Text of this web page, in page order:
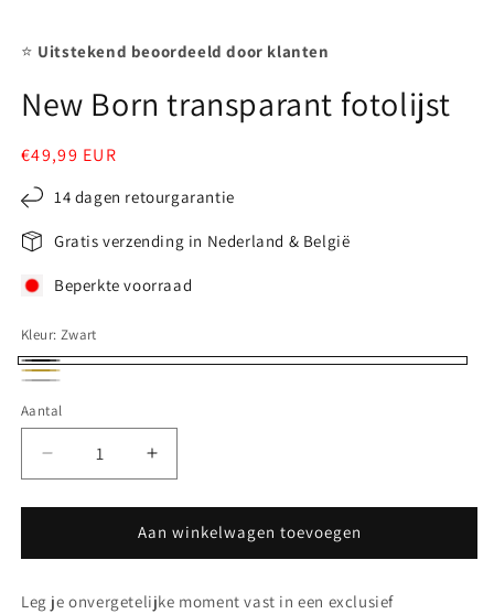
⭐ Uitstekend beoordeeld door klanten
New Born transparant fotolijst
Normale
prijs
€49,99 EUR
14 dagen retourgarantie
Gratis verzending in Nederland & België
Beperkte voorraad
Kleur: Zwart
Zwart
Goud
Aantal
Aantal
verlagen
voor
Born
fotolijst
Aantal
verhogen
voor
New
Born
fotolijst
Aan winkelwagen toevoegen
Leg je onvergetelijke moment vast in een exclusief